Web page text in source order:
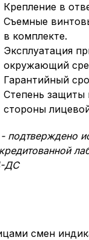
Крепление в
Съемные
в комплекте.
Эксплуатация
окружающий
Гарантийный
Степень
стороны
подтверждено
ДС
смен